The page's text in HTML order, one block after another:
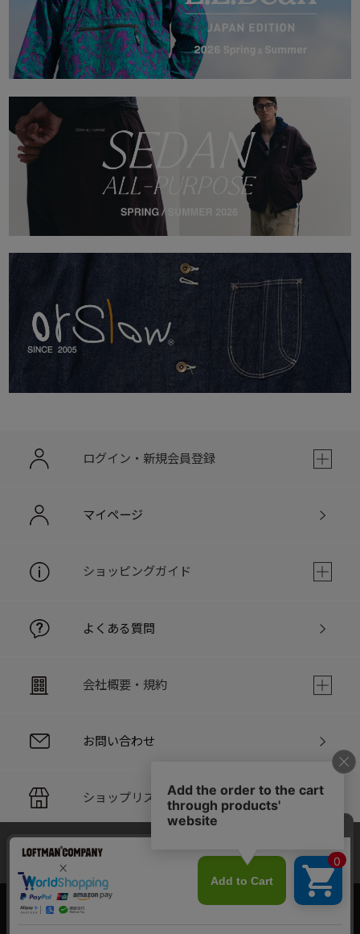
ログイン・新規会員登録
マイページ
ショッピングガイド
よくある質問
会社概要・規約
お問い合わせ
ショップリスト
PC版サイト
当サイトでは利用体験の向上およびコンテンツの最適な提供、ト
ラフィックの分析を目的としてCookieを使用しています。
サイトの閲覧を継続された場合、Cookieの利用に同意したことも
のといたします。
詳細については